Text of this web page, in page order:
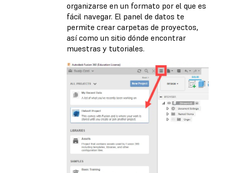
organizarse en un formato por el que es
fácil navegar. El panel de datos te
permite crear carpetas de proyectos,
así como un sitio dónde encontrar
muestras y tutoriales.